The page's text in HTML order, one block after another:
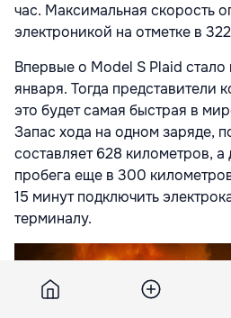
час. Максимальная скорость
электроникой на отметке в
Впервые о Model S Plaid
января. Тогда представители
это будет самая быстрая в
Запас хода на одном заряде,
составляет 628 километров, а
пробега еще в 300
15 минут подключить
терминалу.